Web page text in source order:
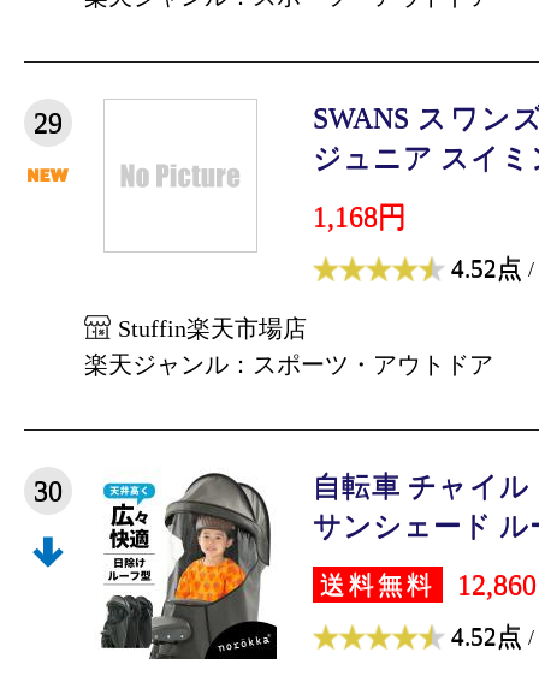
29
SWANS スワン
ジュニア スイミ
1,168円
4.52点 /
Stuffin楽天市場店
楽天ジャンル：スポーツ・アウトドア
30
自転車 チャイ
サンシェード ル
送料無料
4.52点 /